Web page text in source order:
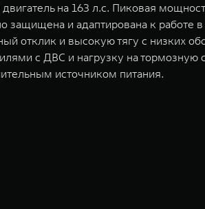
на 163 л.с. Пиковая
и адаптирована к работе
отклик и высокую тягу с низких
с ДВС и нагрузку на
источником питания.